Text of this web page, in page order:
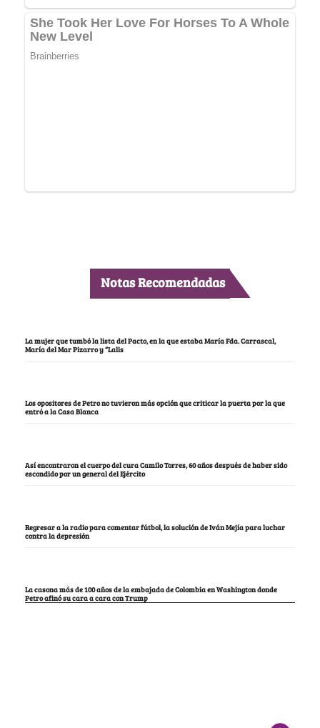
Notas Recomendadas
La mujer que tumbó la lista del Pacto, en la que estaba María Fda. Carrascal,
María del Mar Pizarro y “Lalis
Los opositores de Petro no tuvieron más opción que criticar la puerta por la que
entró a la Casa Blanca
Así encontraron el cuerpo del cura Camilo Torres, 60 años después de haber sido
escondido por un general del Ejército
Regresar a la radio para comentar fútbol, la solución de Iván Mejía para luchar
contra la depresión
La casona más de 100 años de la embajada de Colombia en Washington donde
Petro afinó su cara a cara con Trump